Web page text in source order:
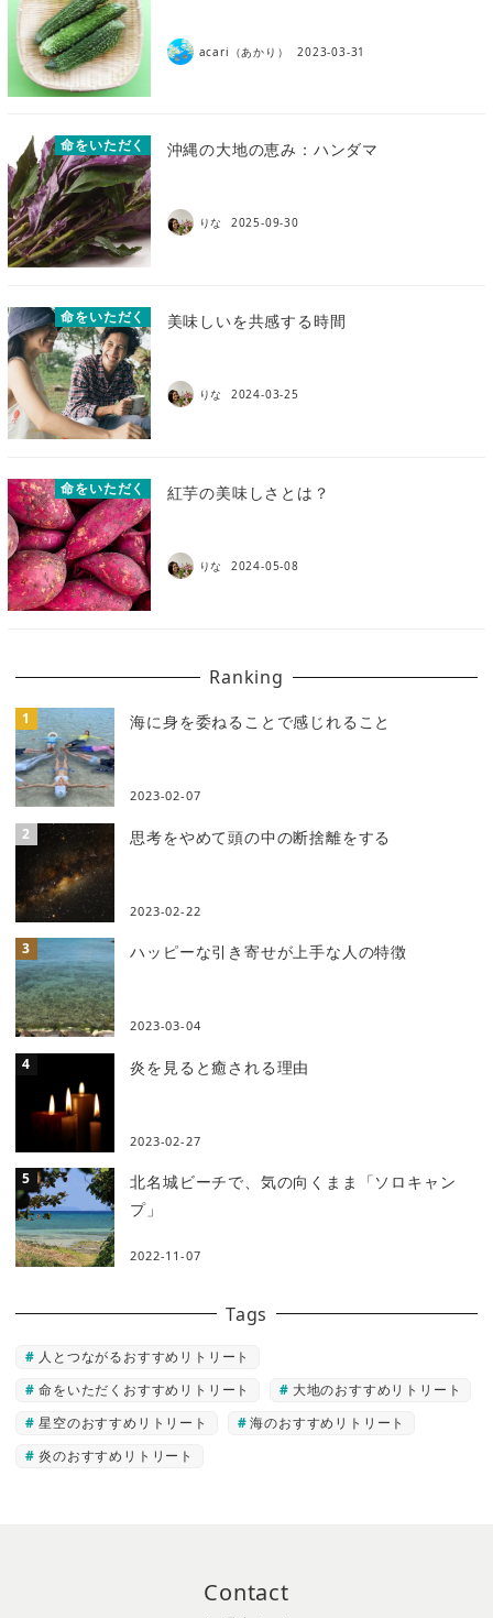
acari（あかり） 2023-03-31
命をいただく 沖縄の大地の恵み：ハンダマ
りな 2025-09-30
命をいただく 美味しいを共感する時間
りな 2024-03-25
命をいただく 紅芋の美味しさとは？
りな 2024-05-08
Ranking
海に身を委ねることで感じれること
2023-02-07
思考をやめて頭の中の断捨離をする
2023-02-22
ハッピーな引き寄せが上手な人の特徴
2023-03-04
炎を見ると癒される理由
2023-02-27
北名城ビーチで、気の向くまま「ソロキャン
プ」
2022-11-07
Tags
人とつながるおすすめリトリート
命をいただくおすすめリトリート
大地のおすすめリトリート
星空のおすすめリトリート
海のおすすめリトリート
炎のおすすめリトリート
Contact